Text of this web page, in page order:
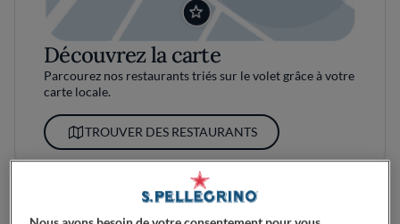
Découvrez la carte
Parcourez nos restaurants triés sur le volet grâce à votre
carte locale.
TROUVER DES RESTAURANTS